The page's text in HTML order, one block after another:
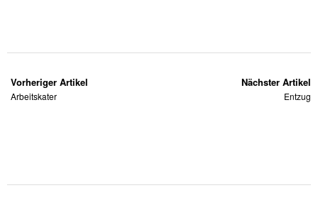
Vorheriger Artikel
Arbeitskater
Nächster Artikel
Entzug